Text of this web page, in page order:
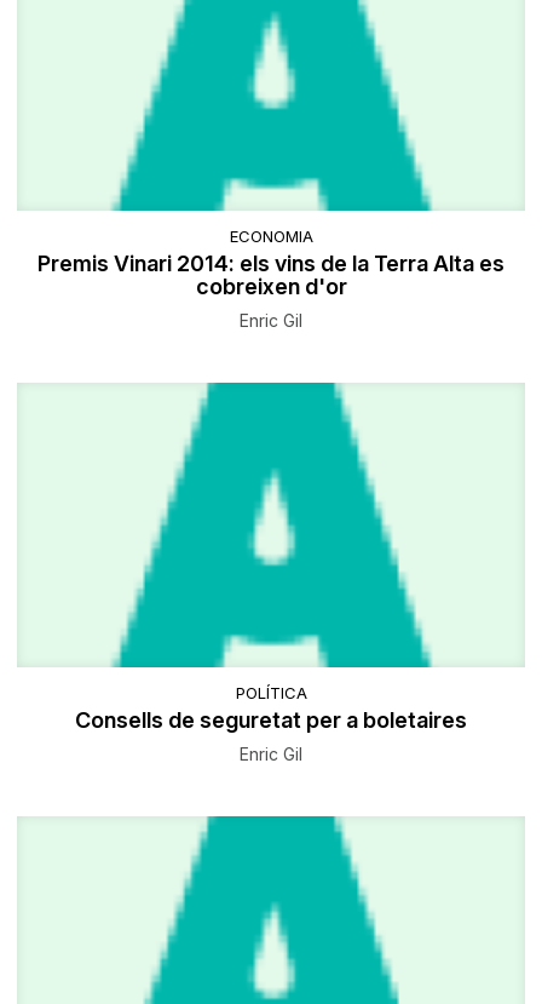
ECONOMIA
Premis Vinari 2014: els vins de la Terra Alta es
cobreixen d'or
Enric Gil
POLÍTICA
Consells de seguretat per a boletaires
Enric Gil